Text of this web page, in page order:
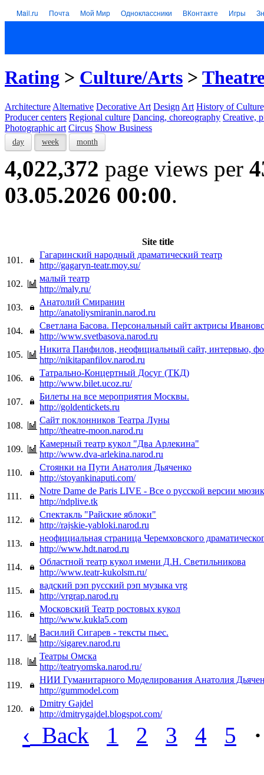
Mail.ru Почта Мой Мир Одноклассники ВКонтакте Игры
Rating > Culture/Arts >
Architecture Alternative Decorative Art Design Art History of
Producer centers Regional culture Dancing, choreography Creative,
Photographic art Circus Show Business
day week month
4,022,372 page views per
03.05.2026 00:00.
Site title
101.
Гагаринский народный драматический театр
http://gagaryn-teatr.moy.su/
102.
малый театр
http://maly.ru/
103.
Анатолий Смиранин
http://anatoliysmiranin.narod.ru
104.
Светлана Басова. Персональный сайт актрисы
http://www.svetbasova.narod.ru
105.
Никита Панфилов, неофициальный сайт, интервью,
http://nikitapanfilov.narod.ru
106.
Татрально-Концертный Досуг (ТКД)
http://www.bilet.ucoz.ru/
107.
Билеты на все мероприятия Москвы.
http://goldentickets.ru
108.
Сайт поклонников Театра Луны
http://theatre-moon.narod.ru
109.
Камерный театр кукол "Два Арлекина"
http://www.dva-arlekina.narod.ru
110.
Стоянки на Пути Анатолия Дьяченко
http://stoyankinaputi.com/
111.
Notre Dame de Paris LIVE - Все о русской версии
http://ndplive.tk
112.
Спектакль "Райские яблоки"
http://rajskie-yabloki.narod.ru
113.
неофициальная страница Черемховского
http://www.hdt.narod.ru
114.
Областной театр кукол имени Д.Н. Светильникова
http://www.teatr-kukolsm.ru/
115.
вадский рэп русский рэп музыка vrg
http://vrgrap.narod.ru
116.
Московский Театр ростовых кукол
http://www.kukla5.com
117.
Василий Сигарев - тексты пьес.
http://sigarev.narod.ru
118.
Театры Омска
http://teatryomska.narod.ru/
119.
НИИ Гуманитарного Моделирования Анатолия
http://gummodel.com
120.
Dmitry Gajdel
http://dmitrygajdel.blogspot.com/
‹ Back 1 2 3 4 5